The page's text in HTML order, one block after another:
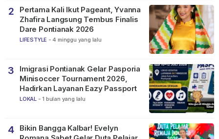
2
Pertama Kali Ikut Pageant, Yvanna
Zhafira Langsung Tembus Finalis
Dare Pontianak 2026
LIFESTYLE - 4 minggu yang lalu
3
Imigrasi Pontianak Gelar Pasporia
Minisoccer Tournament 2026,
Hadirkan Layanan Eazy Passport
LOKAL - 1 bulan yang lalu
4
Bikin Bangga Kalbar! Evelyn